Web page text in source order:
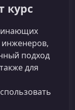
курс
инженеров,
подход
для